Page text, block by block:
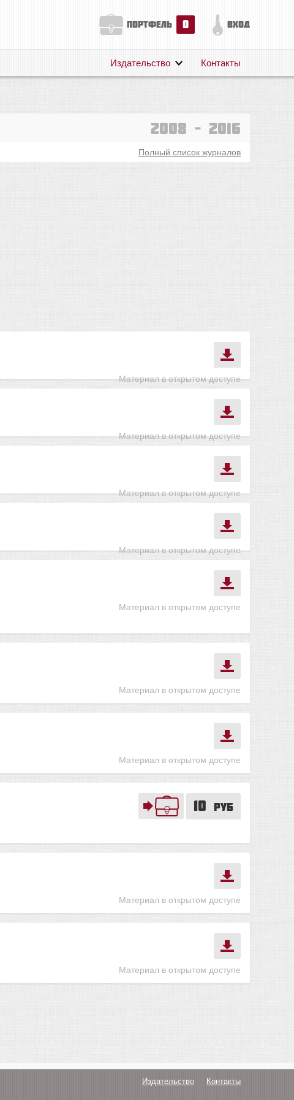
портфель 0 вход
Поддержка
Издательство Контакты
2008 – 2016
Полный список журналов
Материал в открытом доступе
Материал в открытом доступе
Материал в открытом доступе
Материал в открытом доступе
Материал в открытом доступе
Материал в открытом доступе
Материал в открытом доступе
10 руб
Материал в открытом доступе
Материал в открытом доступе
Издательство Контакты